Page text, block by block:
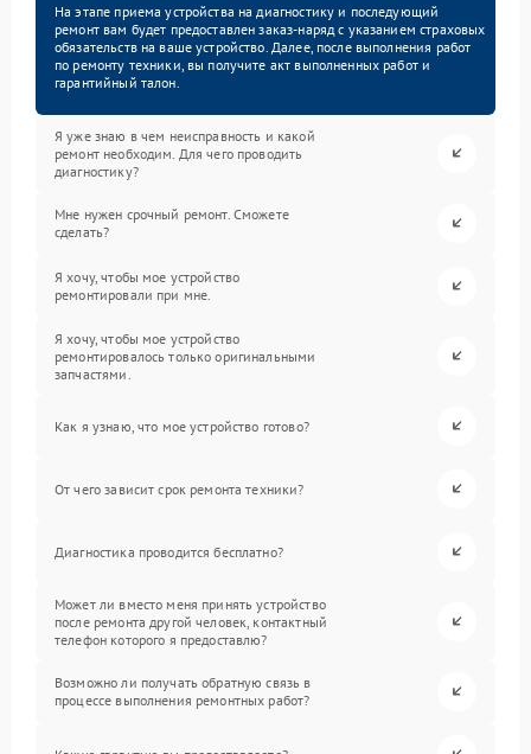
На этапе приема устройства на диагностику и последующий
ремонт вам будет предоставлен заказ-наряд с указанием страховых
обязательств на ваше устройство. Далее, после выполнения работ
по ремонту техники, вы получите акт выполненных работ и
гарантийный талон.
Я уже знаю в чем неисправность и какой
ремонт необходим. Для чего проводить
диагностику?
Мне нужен срочный ремонт. Сможете
сделать?
Я хочу, чтобы мое устройство
ремонтировали при мне.
Я хочу, чтобы мое устройство
ремонтировалось только оригинальными
запчастями.
Как я узнаю, что мое устройство готово?
От чего зависит срок ремонта техники?
Диагностика проводится бесплатно?
Может ли вместо меня принять устройство
после ремонта другой человек, контактный
телефон которого я предоставлю?
Возможно ли получать обратную связь в
процессе выполнения ремонтных работ?